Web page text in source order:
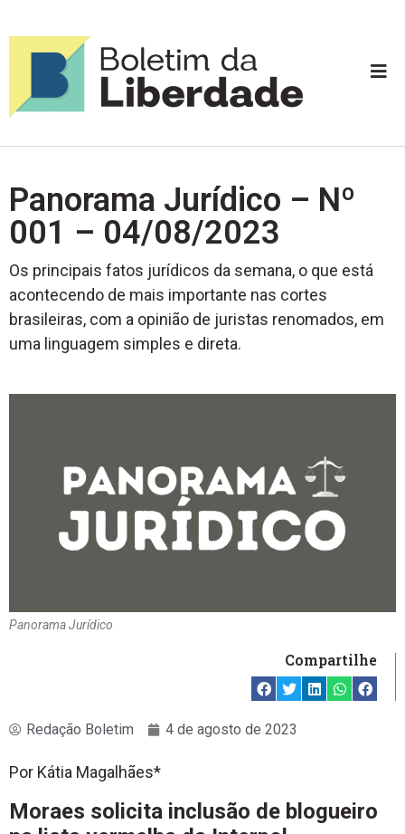
Panorama Jurídico – Nº
001 – 04/08/2023
Os principais fatos jurídicos da semana, o que está
acontecendo de mais importante nas cortes
brasileiras, com a opinião de juristas renomados, em
uma linguagem simples e direta.
Panorama Jurídico
Compartilhe
Redação Boletim 4 de agosto de 2023
Por Kátia Magalhães*
Moraes solicita inclusão de blogueiro